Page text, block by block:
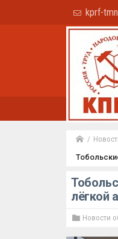
kprf-
лёгкой
Новости